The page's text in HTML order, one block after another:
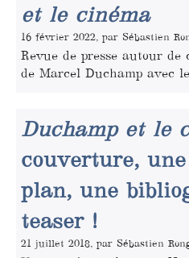
et le cinéma
16 février 2022, par Sébastien
Revue de presse autour
de Marcel Duchamp avec
Duchamp et le
couverture,
plan, une
teaser !
21 juillet 2018, par Sébastien